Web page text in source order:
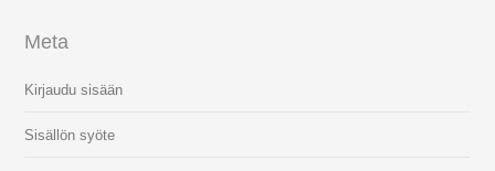
Meta
Kirjaudu sisään
Sisällön syöte